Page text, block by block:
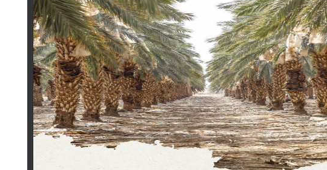
צימר זוגי "שיזף" - צימר כפרי מול נוף
והמדבר הפתוח. סאונה ובריכה זוגית
בית במדבר- צימר משפחתי גדול
או יותר עם בריכה -רק אתם והמדבר!